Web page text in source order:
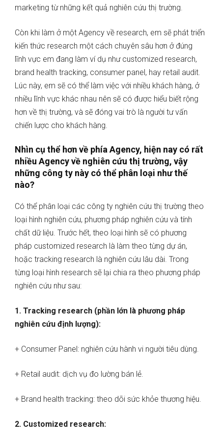
marketing từ những kết quả nghiên cứu thị trường.
Còn khi làm ở một Agency về research, em sẽ phát triển
kiến thức research một cách chuyên sâu hơn ở đúng
lĩnh vực em đang làm ví dụ như customized research,
brand health tracking, consumer panel, hay retail audit.
Lúc này, em sẽ có thể làm việc với nhiều khách hàng, ở
nhiều lĩnh vực khác nhau nên sẽ có được hiểu biết rộng
hơn về thị trường, và sẽ đóng vai trò là người tư vấn
chiến lược cho khách hàng.
Nhìn cụ thể hơn về phía Agency, hiện nay có rất
nhiều Agency về nghiên cứu thị trường, vậy
những công ty này có thể phân loại như thế
nào?
Có thể phân loại các công ty nghiên cứu thị trường theo
loại hình nghiên cứu, phương pháp nghiên cứu và tính
chất dữ liệu. Trước hết, theo loại hình sẽ có phương
pháp customized research là làm theo từng dự án,
hoặc tracking research là nghiên cứu lâu dài. Trong
từng loại hình research sẽ lại chia ra theo phương pháp
nghiên cứu như sau:
1. Tracking research (phần lớn là phương pháp
nghiên cứu định lượng):
+ Consumer Panel: nghiên cứu hành vi người tiêu dùng.
+ Retail audit: dịch vụ đo lường bán lẻ.
+ Brand health tracking: theo dõi sức khỏe thương hiệu.
2. Customized research: